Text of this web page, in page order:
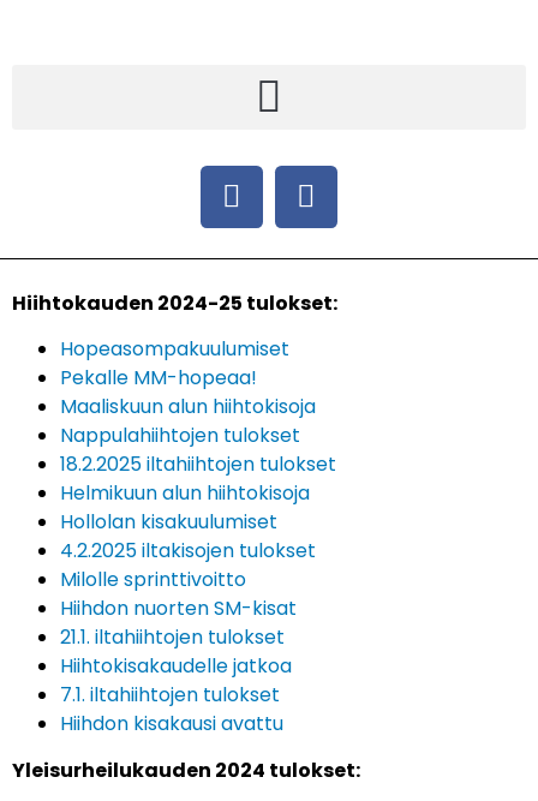
Hiihtokauden 2024-25 tulokset:
Hopeasompakuulumiset
Pekalle MM-hopeaa!
Maaliskuun alun hiihtokisoja
Nappulahiihtojen tulokset
18.2.2025 iltahiihtojen tulokset
Helmikuun alun hiihtokisoja
Hollolan kisakuulumiset
4.2.2025 iltakisojen tulokset
Milolle sprinttivoitto
Hiihdon nuorten SM-kisat
21.1. iltahiihtojen tulokset
Hiihtokisakaudelle jatkoa
7.1. iltahiihtojen tulokset
Hiihdon kisakausi avattu
Yleisurheilukauden 2024 tulokset: